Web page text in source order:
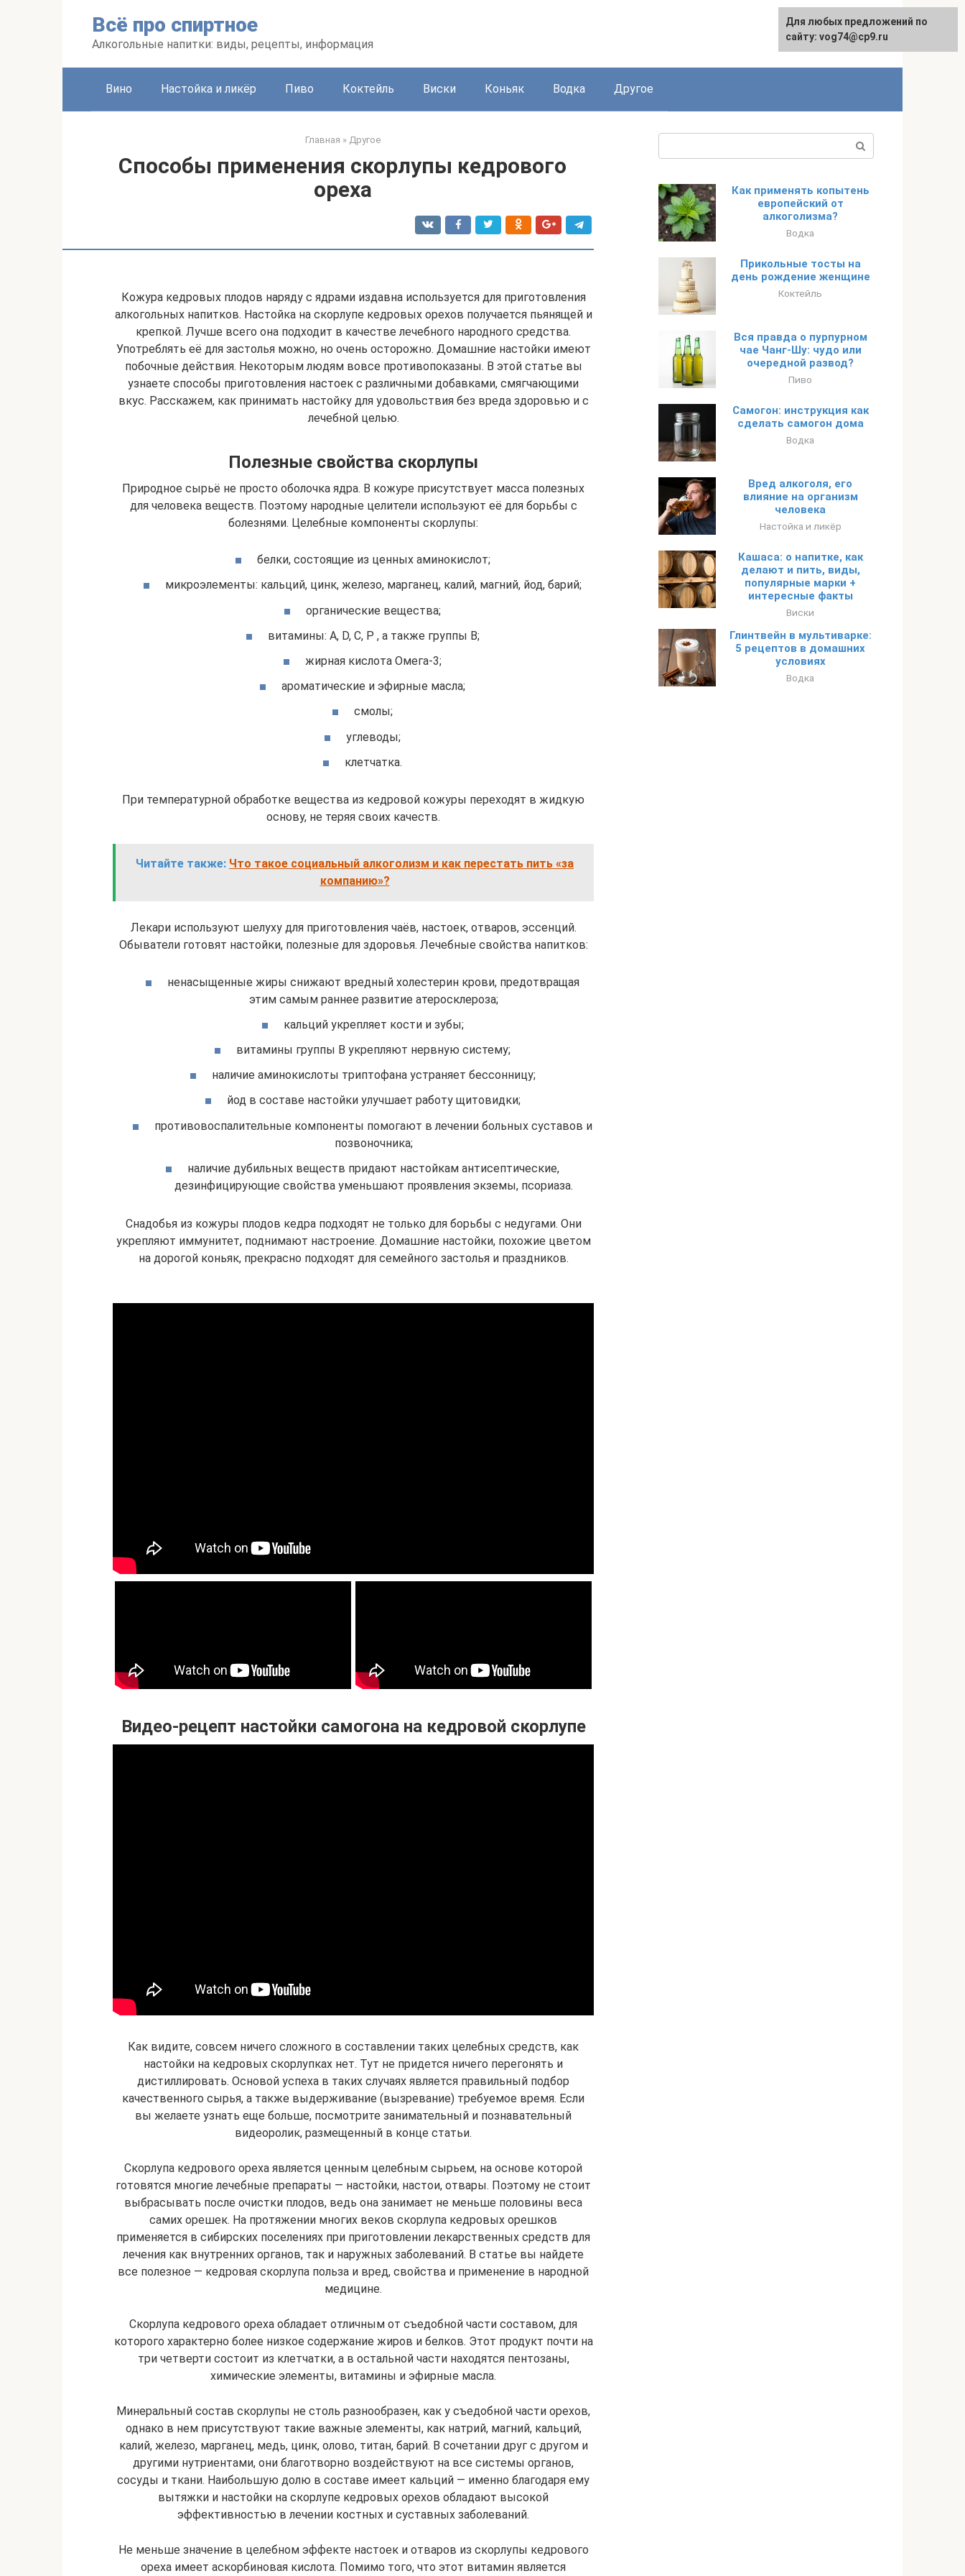
Всё про спиртное
Алкогольные напитки: виды, рецепты, информация
Вино Настойка и ликёр Пиво Коктейль Виски Коньяк Водка Другое
Главная » Другое
Способы применения скорлупы кедрового
ореха
Кожура кедровых плодов наряду с ядрами издавна используется для приготовления
алкогольных напитков. Настойка на скорлупе кедровых орехов получается пьянящей и
крепкой. Лучше всего она подходит в качестве лечебного народного средства.
Употреблять её для застолья можно, но очень осторожно. Домашние настойки имеют
побочные действия. Некоторым людям вовсе противопоказаны. В этой статье вы
узнаете способы приготовления настоек с различными добавками, смягчающими
вкус. Расскажем, как принимать настойку для удовольствия без вреда здоровью и с
лечебной целью.
Полезные свойства скорлупы
Природное сырьё не просто оболочка ядра. В кожуре присутствует масса полезных
для человека веществ. Поэтому народные целители используют её для борьбы с
болезнями. Целебные компоненты скорлупы:
белки, состоящие из ценных аминокислот;
микроэлементы: кальций, цинк, железо, марганец, калий, магний, йод, барий;
органические вещества;
витамины: A, D, C, P , а также группы B;
жирная кислота Омега-3;
ароматические и эфирные масла;
смолы;
углеводы;
клетчатка.
При температурной обработке вещества из кедровой кожуры переходят в жидкую
основу, не теряя своих качеств.
Читайте также: Что такое социальный алкоголизм и как перестать пить «за
компанию»?
Лекари используют шелуху для приготовления чаёв, настоек, отваров, эссенций.
Обыватели готовят настойки, полезные для здоровья. Лечебные свойства напитков:
ненасыщенные жиры снижают вредный холестерин крови, предотвращая
этим самым раннее развитие атеросклероза;
кальций укрепляет кости и зубы;
витамины группы B укрепляют нервную систему;
наличие аминокислоты триптофана устраняет бессонницу;
йод в составе настойки улучшает работу щитовидки;
противовоспалительные компоненты помогают в лечении больных суставов и
позвоночника;
наличие дубильных веществ придают настойкам антисептические,
дезинфицирующие свойства уменьшают проявления экземы, псориаза.
Снадобья из кожуры плодов кедра подходят не только для борьбы с недугами. Они
укрепляют иммунитет, поднимают настроение. Домашние настойки, похожие цветом
на дорогой коньяк, прекрасно подходят для семейного застолья и праздников.
Видео-рецепт настойки самогона на кедровой скорлупе
Как видите, совсем ничего сложного в составлении таких целебных средств, как
настойки на кедровых скорлупках нет. Тут не придется ничего перегонять и
дистиллировать. Основой успеха в таких случаях является правильный подбор
качественного сырья, а также выдерживание (вызревание) требуемое время. Если
вы желаете узнать еще больше, посмотрите занимательный и познавательный
видеоролик, размещенный в конце статьи.
Скорлупа кедрового ореха является ценным целебным сырьем, на основе которой
готовятся многие лечебные препараты — настойки, настои, отвары. Поэтому не стоит
выбрасывать после очистки плодов, ведь она занимает не меньше половины веса
самих орешек. На протяжении многих веков скорлупа кедровых орешков
применяется в сибирских поселениях при приготовлении лекарственных средств для
лечения как внутренних органов, так и наружных заболеваний. В статье вы найдете
все полезное — кедровая скорлупа польза и вред, свойства и применение в народной
медицине.
Скорлупа кедрового ореха обладает отличным от съедобной части составом, для
которого характерно более низкое содержание жиров и белков. Этот продукт почти на
три четверти состоит из клетчатки, а в остальной части находятся пентозаны,
химические элементы, витамины и эфирные масла.
Минеральный состав скорлупы не столь разнообразен, как у съедобной части орехов,
однако в нем присутствуют такие важные элементы, как натрий, магний, кальций,
калий, железо, марганец, медь, цинк, олово, титан, барий. В сочетании друг с другом и
другими нутриентами, они благотворно воздействуют на все системы органов,
сосуды и ткани. Наибольшую долю в составе имеет кальций — именно благодаря ему
вытяжки и настойки на скорлупе кедровых орехов обладают высокой
эффективностью в лечении костных и суставных заболеваний.
Не меньше значение в целебном эффекте настоек и отваров из скорлупы кедрового
ореха имеет аскорбиновая кислота. Помимо того, что этот витамин является
Как применять копытень
европейский от
алкоголизма?
Водка
Прикольные тосты на
день рождение женщине
Коктейль
Вся правда о пурпурном
чае Чанг-Шу: чудо или
очередной развод?
Пиво
Самогон: инструкция как
сделать самогон дома
Водка
Вред алкоголя, его
влияние на организм
человека
Настойка и ликёр
Кашаса: о напитке, как
делают и пить, виды,
популярные марки +
интересные факты
Виски
Глинтвейн в мультиварке:
5 рецептов в домашних
условиях
Водка
Для любых предложений по
сайту: vog74@cp9.ru